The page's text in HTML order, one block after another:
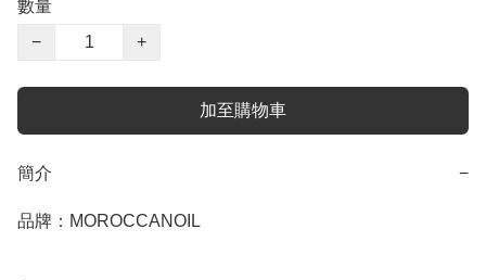
數量
−
+
加至購物車
簡介 −
品牌：MOROCCANOIL